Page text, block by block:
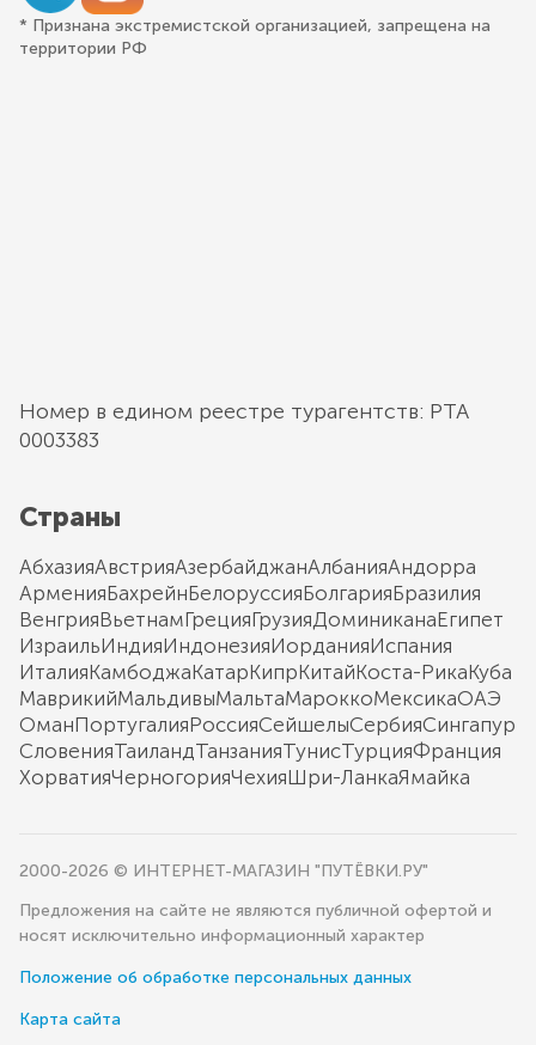
* Признана экстремистской организацией, запрещена на
территории РФ
Номер в едином реестре турагентств: РТА
0003383
Страны
АбхазияАвстрияАзербайджанАлбанияАндорра
АрменияБахрейнБелоруссияБолгарияБразилия
ВенгрияВьетнамГрецияГрузияДоминиканаЕгипет
ИзраильИндияИндонезияИорданияИспания
ИталияКамбоджаКатарКипрКитайКоста-РикаКуба
МаврикийМальдивыМальтаМароккоМексикаОАЭ
ОманПортугалияРоссияСейшелыСербияСингапур
СловенияТаиландТанзанияТунисТурцияФранция
ХорватияЧерногорияЧехияШри-ЛанкаЯмайка
2000-2026 © ИНТЕРНЕТ-МАГАЗИН "ПУТЁВКИ.РУ"
Предложения на сайте не являются публичной офертой и
носят исключительно информационный характер
Положение об обработке персональных данных
Карта сайта